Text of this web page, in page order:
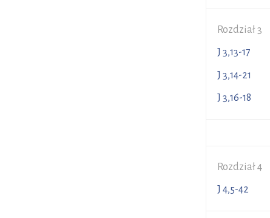
Rozdział 3
J 3,13-17
J 3,14-21
J 3,16-18
Rozdział 4
J 4,5-42